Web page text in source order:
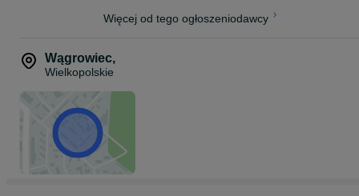
Więcej od tego ogłoszeniodawcy
Wągrowiec,
Wielkopolskie